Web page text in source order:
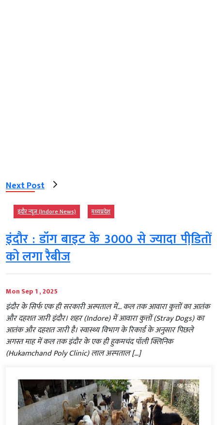
Next Post
इंदौर न्यूज़ (Indore News) मध्‍यप्रदेश
इंदौर : डॉग बाइट के 3000 से ज्यादा पीडि़तों
को लगा रैबीज
Mon Sep 1 , 2025
इंदौर के सिर्फ एक ही सरकारी अस्पताल में… कल तक आवारा कुत्तों का आतंक
और दहशत जारी इंदौर। शहर (Indore) में आवारा कुत्तों (Stray Dogs) का
आतंक और दहशत जारी है। स्वास्थ्य विभाग के रिकार्ड के अनुसार पिछले
अगस्त माह में कल तक इंदौर के एक ही हुकमचंद पॉली क्लिनिक
(Hukamchand Poly Clinic) लाल अस्पताल […]